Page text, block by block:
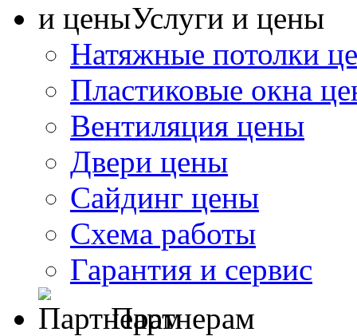
Услуги и цены
Натяжные потолки
Пластиковые окна
Вентиляция цены
Двери цены
Сайдинг цены
Схема работы
Гарантия и сервис
Партнерам